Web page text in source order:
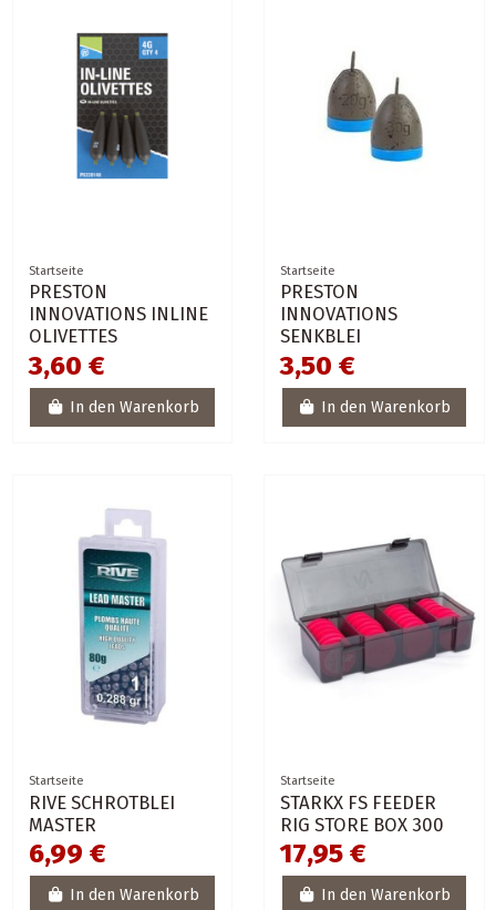
Startseite
PRESTON
INNOVATIONS INLINE
OLIVETTES
3,60 €
In den Warenkorb
Startseite
PRESTON
INNOVATIONS
SENKBLEI
3,50 €
In den Warenkorb
Startseite
RIVE SCHROTBLEI
MASTER
6,99 €
In den Warenkorb
Startseite
STARKX FS FEEDER
RIG STORE BOX 300
17,95 €
In den Warenkorb